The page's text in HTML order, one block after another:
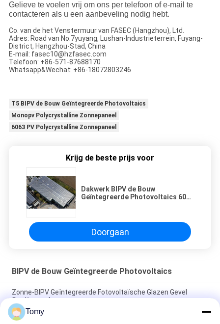
Gelieve te voelen vrij om ons per telefoon of e-mail te
contacteren als u een aanbeveling nodig hebt.
Co. van de het Venstermuur van FASEC (Hangzhou), Ltd.
Adres: Road van No.7yuyang, Lushan-Industrieterrein, Fuyang-
District, Hangzhou-Stad, China
E-mail: fasec10@hzfasec.com
Telefoon: +86-571-87688170
Whatsapp&Wechat: +86-18072803246
T5 BIPV de Bouw Geïntegreerde Photovoltaics
Monopv Polycrystalline Zonnepaneel
6063 PV Polycrystalline Zonnepaneel
Krijg de beste prijs voor
Dakwerk BIPV de Bouw
Geïntegreerde Photovoltaics 6063
Doorgaan
BIPV de Bouw Geïntegreerde Photovoltaics
Zonne-BIPV Geïntegreerde Fotovoltaïsche Glazen Gevel
Gordijngevel
Hoog efficiënte drijvende fotovoltaïsche installaties op water -
Tomy